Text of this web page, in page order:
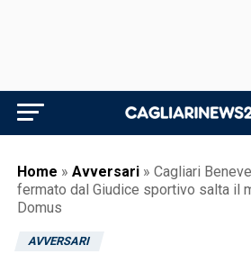
Home » Avversari » Cagliari
fermato dal Giudice sportivo salta il
Domus
AVVERSARI